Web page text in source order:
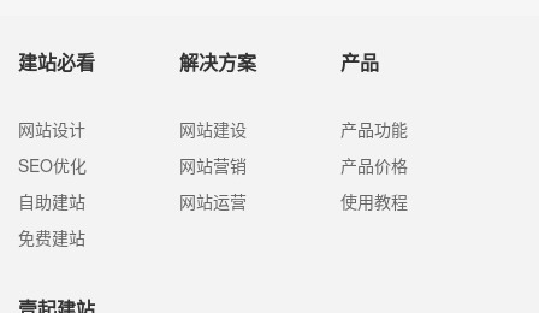
建站必看
网站设计
SEO优化
自助建站
免费建站
解决方案
网站建设
网站营销
网站运营
产品
产品功能
产品价格
使用教程